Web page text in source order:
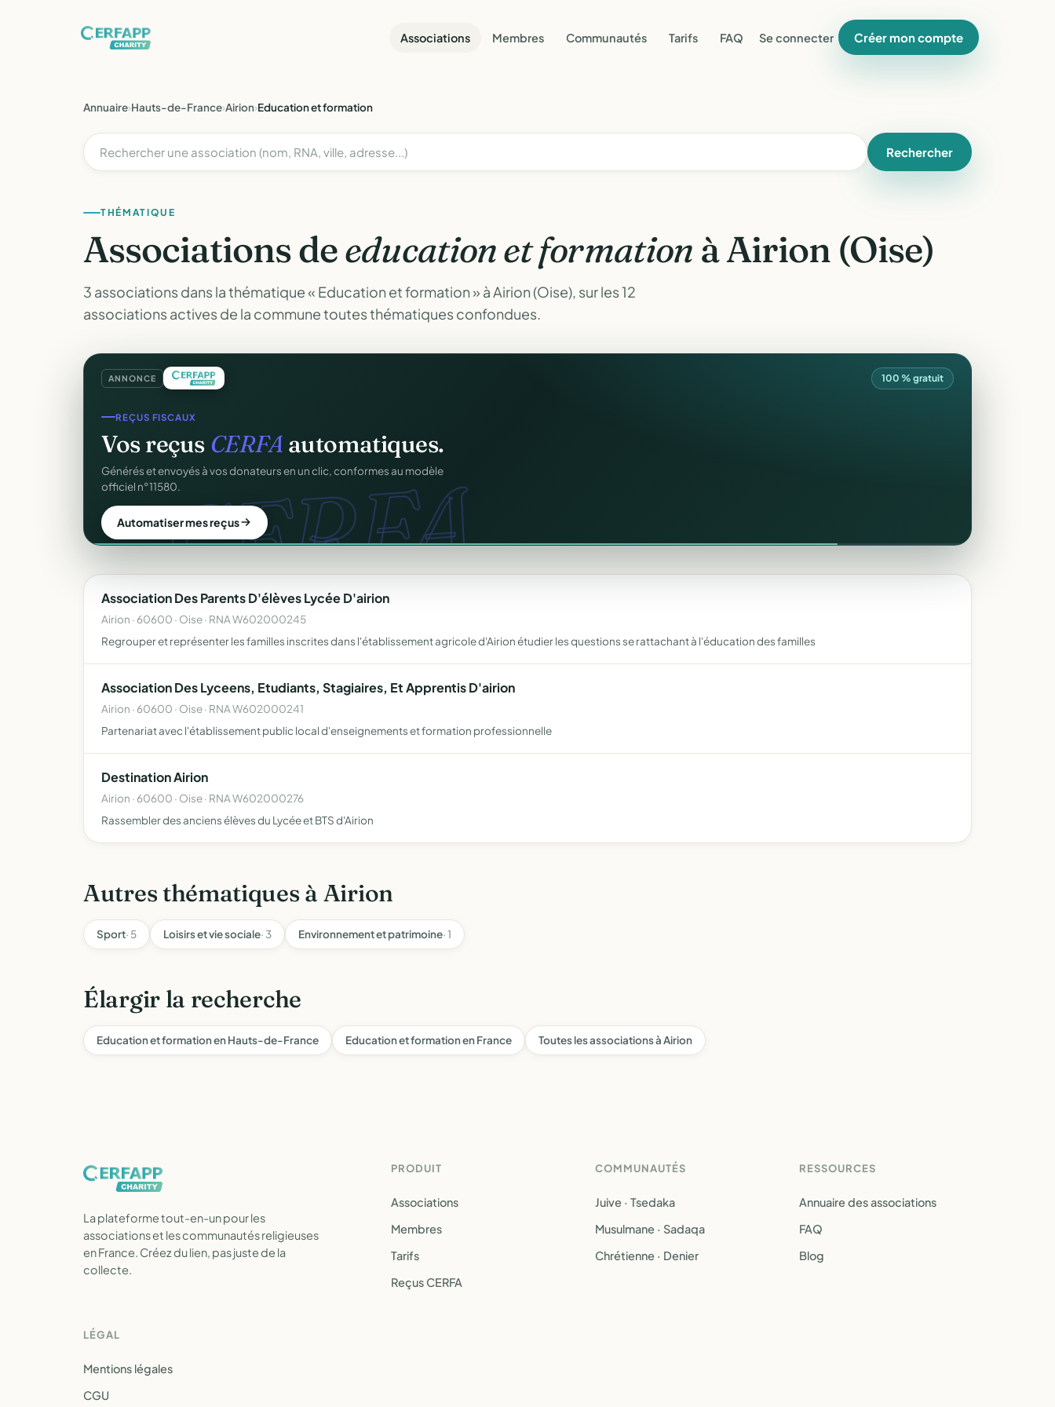
Associations Membres Communautés Tarifs FAQ Se connecter Créer mon compte
Annuaire›Hauts-de-France›Airion›Education et formation
Rechercher
THÉMATIQUE
Associations deeducation et formation à Airion (Oise)
3 associations dans la thématique « Education et formation » à Airion (Oise), sur les 12
associations actives de la commune toutes thématiques confondues.
ANNONCE 100 % gratuit
CERFA.
REÇUS FISCAUX
Vos reçus CERFA automatiques.
Générés et envoyés à vos donateurs en un clic, conformes au modèle
officiel n°11580.
Automatiser mes reçus
Association Des Parents D'élèves Lycée D'airion
Airion · 60600 · Oise · RNA W602000245
Regrouper et représenter les familles inscrites dans l'établissement agricole d'Airion étudier les questions se rattachant à l'éducation des familles
Association Des Lyceens, Etudiants, Stagiaires, Et Apprentis D'airion
Airion · 60600 · Oise · RNA W602000241
Partenariat avec l'établissement public local d'enseignements et formation professionnelle
Destination Airion
Airion · 60600 · Oise · RNA W602000276
Rassembler des anciens élèves du Lycée et BTS d'Airion
Autres thématiques à Airion
Sport· 5 Loisirs et vie sociale· 3 Environnement et patrimoine· 1
Élargir la recherche
Education et formation en Hauts-de-France Education et formation en France Toutes les associations à Airion
La plateforme tout-en-un pour les
associations et les communautés religieuses
en France. Créez du lien, pas juste de la
collecte.
PRODUIT
Associations
Membres
Tarifs
Reçus CERFA
COMMUNAUTÉS
Juive · Tsedaka
Musulmane · Sadaqa
Chrétienne · Denier
RESSOURCES
Annuaire des associations
FAQ
Blog
LÉGAL
Mentions légales
CGU